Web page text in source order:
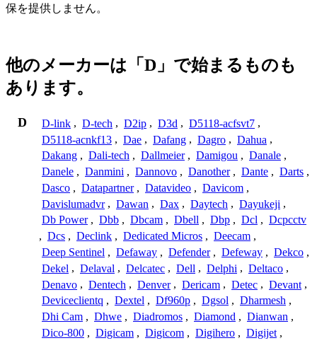
保を提供しません。
他のメーカーは「D」で始まるものも
あります。
D D-link , D-tech , D2ip , D3d , D5118-acfsvt7 ,
D5118-acnkf13 , Dae , Dafang , Dagro , Dahua ,
Dakang , Dali-tech , Dallmeier , Damigou , Danale ,
Danele , Danmini , Dannovo , Danother , Dante , Darts ,
Dasco , Datapartner , Datavideo , Davicom ,
Davislumadvr , Dawan , Dax , Daytech , Dayukeji ,
Db Power , Dbb , Dbcam , Dbell , Dbp , Dcl , Dcpcctv
, Dcs , Declink , Dedicated Micros , Deecam ,
Deep Sentinel , Defaway , Defender , Defeway , Dekco ,
Dekel , Delaval , Delcatec , Dell , Delphi , Deltaco ,
Denavo , Dentech , Denver , Dericam , Detec , Devant ,
Deviceclientq , Dextel , Df960p , Dgsol , Dharmesh ,
Dhi Cam , Dhwe , Diadromos , Diamond , Dianwan ,
Dico-800 , Digicam , Digicom , Digihero , Digijet ,